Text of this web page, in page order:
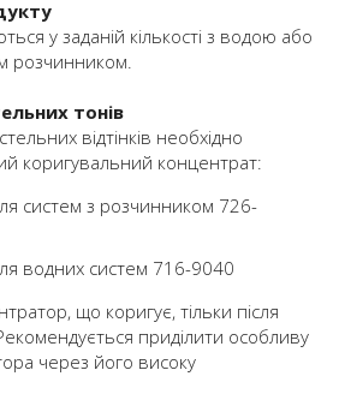
у заданій кількості з водою або
розчинником.
тонів
відтінків необхідно
коригувальний концентрат:
систем з розчинником 726-
водних систем 716-9040
що коригує, тільки після
приділити особливу
через його високу